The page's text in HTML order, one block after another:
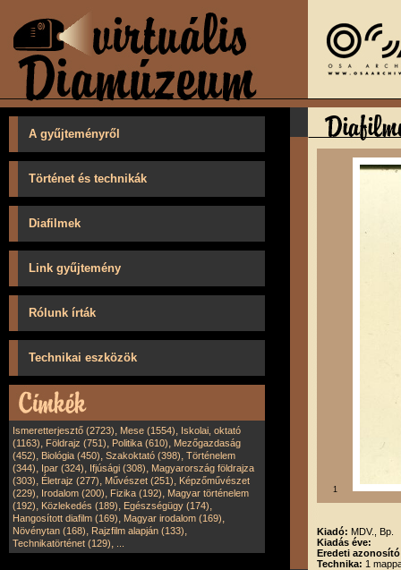
A gyűjteményről
Történet és technikák
Diafilmek
Link gyűjtemény
Rólunk írták
Technikai eszközök
Ismeretterjesztő (2723), Mese (1554), Iskolai, oktató
(1163), Földrajz (751), Politika (610), Mezőgazdaság
(452), Biológia (450), Szakoktató (398), Történelem
(344), Ipar (324), Ifjúsági (308), Magyarország földrajza
(303), Életrajz (277), Művészet (251), Képzőművészet
(229), Irodalom (200), Fizika (192), Magyar történelem
(192), Közlekedés (189), Egészségügy (174),
Hangosított diafilm (169), Magyar irodalom (169),
Növénytan (168), Rajzfilm alapján (133),
Technikatörténet (129),
1
Kiadó: MDV., Bp.
Kiadás éve:
Eredeti
Technika: 1